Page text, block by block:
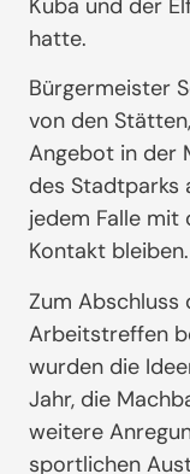
Kuba und der
hatte.
Bürgermeister
von den
Angebot in der
des Stadtparks
jedem Falle mit
Kontakt bleiben.
Zum Abschluss
Arbeitstreffen
wurden die
Jahr, die
weitere
sportlichen